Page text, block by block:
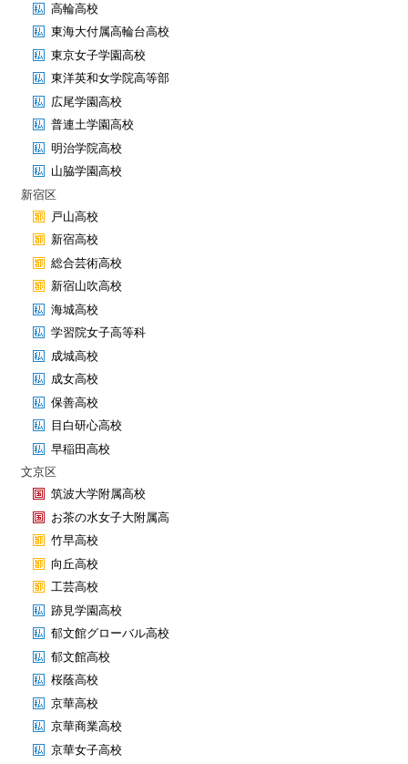
高輪高校
東海大付属高輪台高校
東京女子学園高校
東洋英和女学院高等部
広尾学園高校
普連土学園高校
明治学院高校
山脇学園高校
新宿区
戸山高校
新宿高校
総合芸術高校
新宿山吹高校
海城高校
学習院女子高等科
成城高校
成女高校
保善高校
目白研心高校
早稲田高校
文京区
筑波大学附属高校
お茶の水女子大附属高
竹早高校
向丘高校
工芸高校
跡見学園高校
郁文館グローバル高校
郁文館高校
桜蔭高校
京華高校
京華商業高校
京華女子高校